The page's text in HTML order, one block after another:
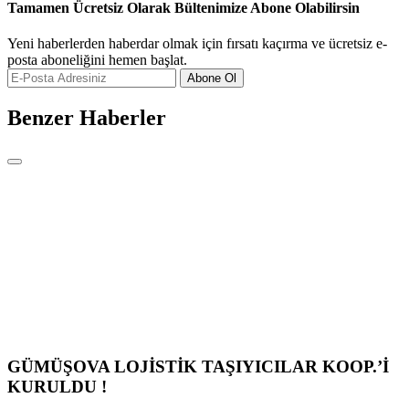
Tamamen Ücretsiz Olarak Bültenimize Abone Olabilirsin
Yeni haberlerden haberdar olmak için fırsatı kaçırma ve ücretsiz e-
posta aboneliğini hemen başlat.
Abone Ol
Benzer Haberler
GÜMÜŞOVA LOJİSTİK TAŞIYICILAR KOOP.’İ
KURULDU !